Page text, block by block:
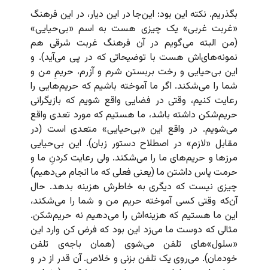
بگذریم. نکته این بود: این‌جا در این دیار، در این فرهنگ
«غربت غربی» یک چیزی هست به اسم «بی‌حیایی»
(من البته می‌گویم در آن فرهنگ غربت شرقی هم
نمونه‌های‌اش هست با توضیحاتی که در پی می‌آید). و
این بی‌حیایی و رخت بربستن شرم و آزرم، حریمِ من و
شما را می‌شکند. اگر ما آموخته باشیم که حریم‌هایی را
رعایت کنیم، وقتی در فضایی واقع شویم که بازیگرانی
حریم‌شکن داشته باشد، ما هستیم که مورد تعدی واقع
می‌شویم. در واقع این «بی‌حیایی» متعدی است (در
مقابل «لازم» در اصطلاح دستور زبان). این بی‌حیایی
مرزها و حریم‌های ما را می‌شکند. ولی رعایت کردنِ ما و
حرمت پاس داشتن ما (یعنی فعلی که ما انجام می‌دهیم)
چیزی نیست که دیگری به خاطرش هزینه بدهد. حال
آن‌که وقتی کسی آموخته حریم من و شما را می‌شکند،
این ما هستیم که هزینه‌اش را می‌دهیم نه حریم‌شکن.
مثالی که دوست ما می‌زد این بود که فرض کن وارد این
«سلول»های تلفن می‌شوی (همان باجه‌ی تلفن
خودمان). می‌روی یک تلفن بزنی و خلاص. آن قدر از در و